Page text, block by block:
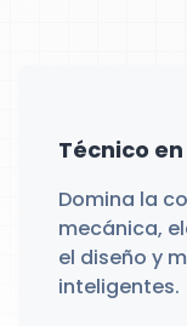
Técnico
Domina la
mecánica,
el diseño y
inteligentes.